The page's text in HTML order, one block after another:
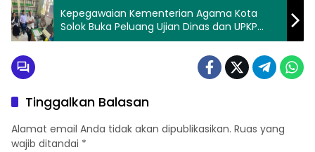
Kepegawaian Kementerian Agama Kota
Solok Buka Peluang Ujian Dinas dan UPKP
Tahun 2025
Tinggalkan Balasan
Alamat email Anda tidak akan dipublikasikan. Ruas yang
wajib ditandai *